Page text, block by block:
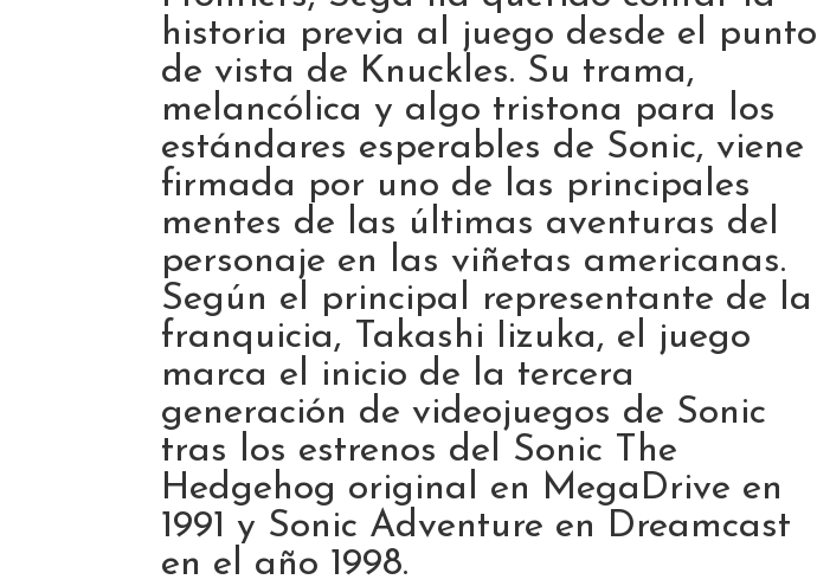
historia previa al juego desde el punto
de vista de Knuckles. Su trama,
melancólica y algo tristona para los
estándares esperables de Sonic, viene
firmada por uno de las principales
mentes de las últimas aventuras del
personaje en las viñetas americanas.
Según el principal representante de la
franquicia, Takashi Iizuka, el juego
marca el inicio de la tercera
generación de videojuegos de Sonic
tras los estrenos del Sonic The
Hedgehog original en MegaDrive en
1991 y Sonic Adventure en Dreamcast
en el año 1998.